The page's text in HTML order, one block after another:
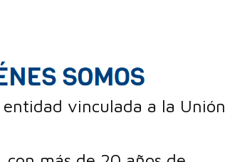
entidad vinculada a la Unión